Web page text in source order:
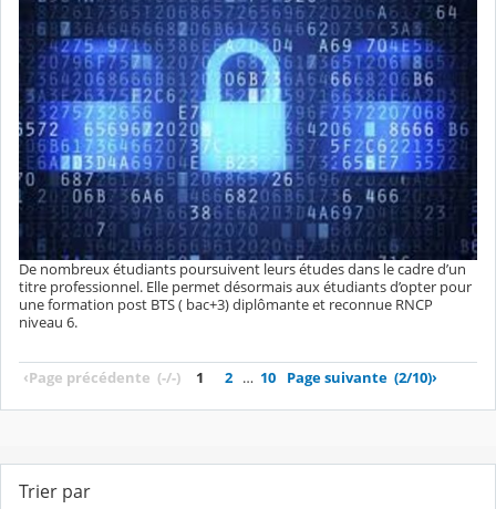
De nombreux étudiants poursuivent leurs études dans le cadre d’un
titre professionnel. Elle permet désormais aux étudiants d’opter pour
une formation post BTS ( bac+3) diplômante et reconnue RNCP
niveau 6.
‹Page précédente (-/-) 1 2 … 10 Page suivante (2/10)›
Trier par